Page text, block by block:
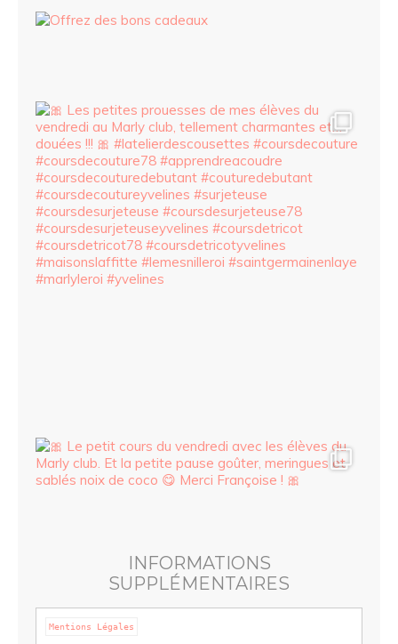
INFORMATIONS
SUPPLÉMENTAIRES
Mentions Légales